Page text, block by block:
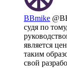
BBmike
судя по
является
таким
свой